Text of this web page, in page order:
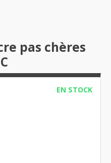
pas chères
EN STOCK